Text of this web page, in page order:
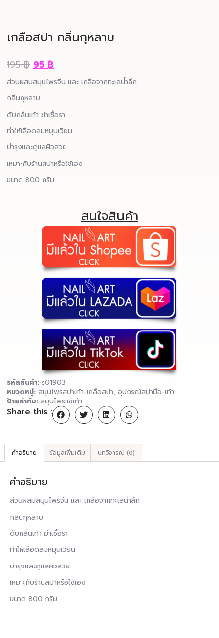
เกลือสปา กลิ่นกุหลาบ
195฿ 95 ฿
ส่วนผสมสมุนไพรจีน และ เกลือจากทะเลน้ำลึก
กลิ่นกุหลาบ
ดับกลิ่นเท้า ฆ่าเชื้อรา
ทำให้เลือดลมหมุนเวียน
บำรุงและดูแลผิวสวย
เหมาะกับร้านสปาหรือใช้เอง
ขนาด 800 กรัม
สนใจสินค้า
รหัสสินค้า: s01903
หมวดหมู่: สมุนไพรสปาเท้า-เกลือสปา, อุปกรณ์สปามือ-เท้า
ป้ายกำกับ: สมุนไพรแช่เท้า
Share this :
คำอธิบาย ข้อมูลเพิ่มเติม บทวิจารณ์ (0)
คำอธิบาย
ส่วนผสมสมุนไพรจีน และ เกลือจากทะเลน้ำลึก
กลิ่นกุหลาบ
ดับกลิ่นเท้า ฆ่าเชื้อรา
ทำให้เลือดลมหมุนเวียน
บำรุงและดูแลผิวสวย
เหมาะกับร้านสปาหรือใช้เอง
ขนาด 800 กรัม